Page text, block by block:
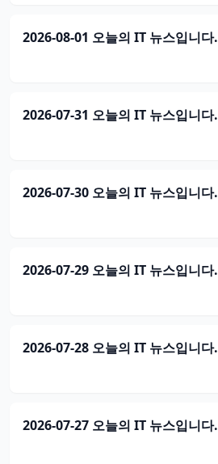
2026-08-01 오늘의 IT 뉴스입니다.
2026-07-31 오늘의 IT 뉴스입니다.
2026-07-30 오늘의 IT 뉴스입니다.
2026-07-29 오늘의 IT 뉴스입니다.
2026-07-28 오늘의 IT 뉴스입니다.
2026-07-27 오늘의 IT 뉴스입니다.